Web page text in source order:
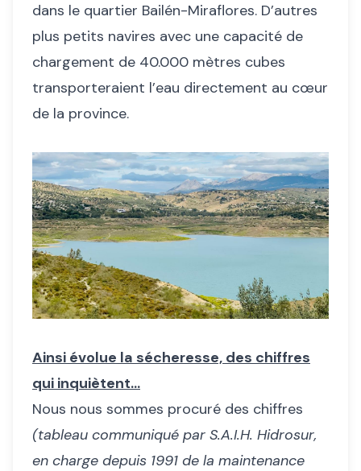
dans le quartier Bailén-Miraflores. D’autres
plus petits navires avec une capacité de
chargement de 40.000 mètres cubes
transporteraient l’eau directement au cœur
de la province.
Ainsi évolue la sécheresse, des chiffres
qui inquiètent…
Nous nous sommes procuré des chiffres
(tableau communiqué par S.A.I.H. Hidrosur,
en charge depuis 1991 de la maintenance